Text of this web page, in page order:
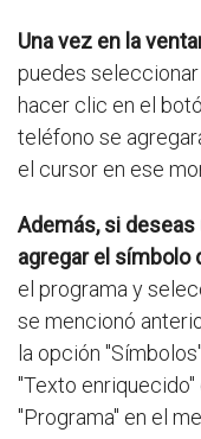
Una vez en la
puedes
hacer clic en el
teléfono se
el cursor en ese
Además, si
agregar el símbolo
el programa y
se mencionó
la opción
"Texto
"Programa" en el